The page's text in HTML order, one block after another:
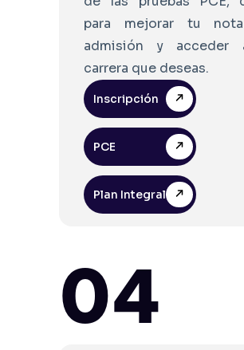
para mejorar tu
admisión y acceder
carrera que deseas.
Inscripción
PCE
Plan Integral
04